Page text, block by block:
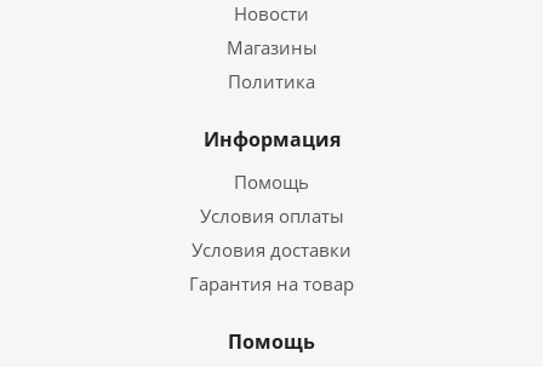
Новости
Магазины
Политика
Информация
Помощь
Условия оплаты
Условия доставки
Гарантия на товар
Помощь